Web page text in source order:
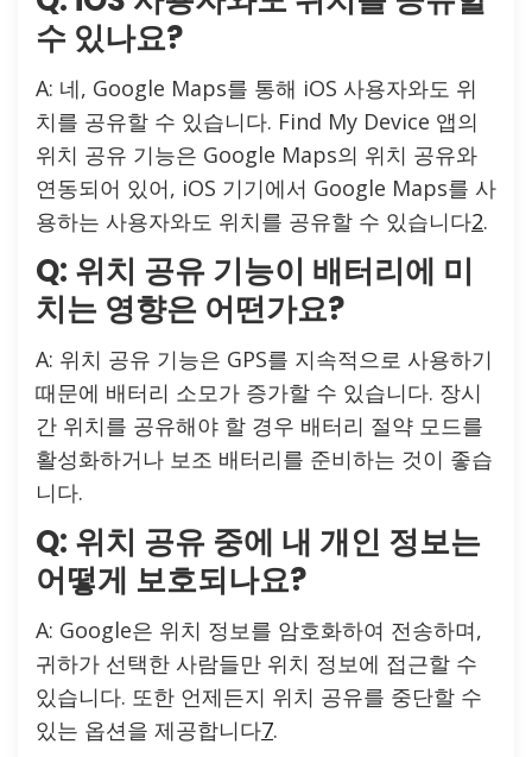
수 있나요?
A: 네, Google Maps를 통해 iOS 사용자와도 위
치를 공유할 수 있습니다. Find My Device 앱의
위치 공유 기능은 Google Maps의 위치 공유와
연동되어 있어, iOS 기기에서 Google Maps를 사
용하는 사용자와도 위치를 공유할 수 있습니다2.
Q: 위치 공유 기능이 배터리에 미
치는 영향은 어떤가요?
A: 위치 공유 기능은 GPS를 지속적으로 사용하기
때문에 배터리 소모가 증가할 수 있습니다. 장시
간 위치를 공유해야 할 경우 배터리 절약 모드를
활성화하거나 보조 배터리를 준비하는 것이 좋습
니다.
Q: 위치 공유 중에 내 개인 정보는
어떻게 보호되나요?
A: Google은 위치 정보를 암호화하여 전송하며,
귀하가 선택한 사람들만 위치 정보에 접근할 수
있습니다. 또한 언제든지 위치 공유를 중단할 수
있는 옵션을 제공합니다7.